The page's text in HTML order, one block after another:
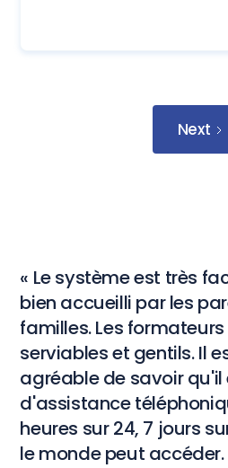
Next
« Le système est très
bien accueilli par les
familles. Les
serviables et gentils. Il
agréable de savoir qu'il
d'assistance
heures sur 24, 7 jours
le monde peut accéder.